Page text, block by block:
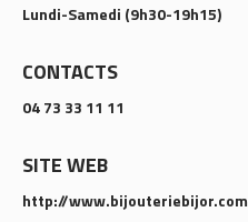
Lundi-Samedi (9h30-19h15)
CONTACTS
04 73 33 11 11
SITE WEB
http://www.bijouteriebijor.com